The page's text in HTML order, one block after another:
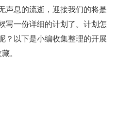
声息的流逝，迎接我们的将是
写一份详细的计划了。计划怎
？以下是小编收集整理的开展
。